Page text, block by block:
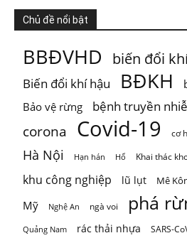
ThienNhien.Net
4 ngày trước
Thiên nhiên thường tạo cho con
thứ vẫn đang t ...Xem thêm
Photo
Xem trên Facebook · Chia sẻ
Chủ đề nổi bật
BBĐVHD biến đổi
Biến đổi khí hậu BĐKH
Bảo vệ rừng bệnh truyền
corona Covid-19 cơ
Hà Nội Hạn hán Hổ Khai thác
khu công nghiệp lũ lụt Mê
Mỹ Nghệ An ngà voi phá
Quảng Nam rác thải nhựa SARS-